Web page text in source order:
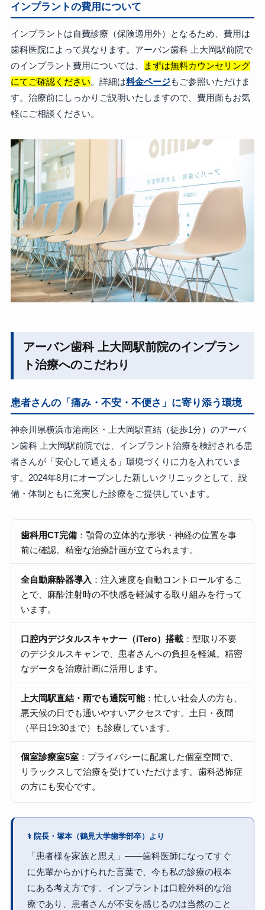
インプラントの費用について
インプラントは自費診療（保険適用外）となるため、費用は
歯科医院によって異なります。アーバン歯科 上大岡駅前院で
のインプラント費用については、
まずは無料カウンセリング
にてご確認ください。詳細は料金ページもご参照いただけま
す。治療前にしっかりご説明いたしますので、費用面もお気
軽にご相談ください。
アーバン歯科 上大岡駅前院のインプラン
ト治療へのこだわり
患者さんの「痛み・不安・不便さ」に寄り添う環境
神奈川県横浜市港南区・上大岡駅直結（徒歩1分）のアーバ
ン歯科 上大岡駅前院では、インプラント治療を検討される患
者さんが「安心して通える」環境づくりに力を入れていま
す。2024年8月にオープンした新しいクリニックとして、設
備・体制ともに充実した診療をご提供しています。
歯科用CT完備：顎骨の立体的な形状・神経の位置を事
前に確認。精密な治療計画が立てられます。
全自動麻酔器導入 ：注入速度を自動コントロールするこ
とで、麻酔注射時の不快感を軽減する取り組みを行って
います。
口腔内デジタルスキャナー（iTero）搭載：型取り不要
のデジタルスキャンで、患者さんへの負担を軽減。精密
なデータを治療計画に活用します。
上大岡駅直結・雨でも通院可能：忙しい社会人の方も、
悪天候の日でも通いやすいアクセスです。土日・夜間
（平日19:30まで）も診療しています。
個室診療室5室：プライバシーに配慮した個室空間で、
リラックスして治療を受けていただけます。歯科恐怖症
の方にも安心です。
⚕ 院長・塚本（鶴見大学歯学部卒）より
「患者様を家族と思え」——歯科医師になってすぐ
に先輩からかけられた言葉で、今も私の診療の根本
にある考え方です。インプラントは口腔外科的な治
療であり、患者さんが不安を感じるのは当然のこと